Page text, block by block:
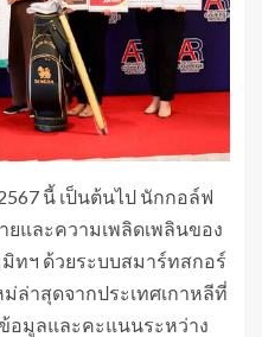
นี้ เป็นต้นไป นักกอล์ฟ
และความเพลิดเพลินของ
ทฯ ด้วยระบบสมาร์ทสกอร์
ล่าสุดจากประเทศเกาหลีที่
อมูลและคะแนนระหว่าง